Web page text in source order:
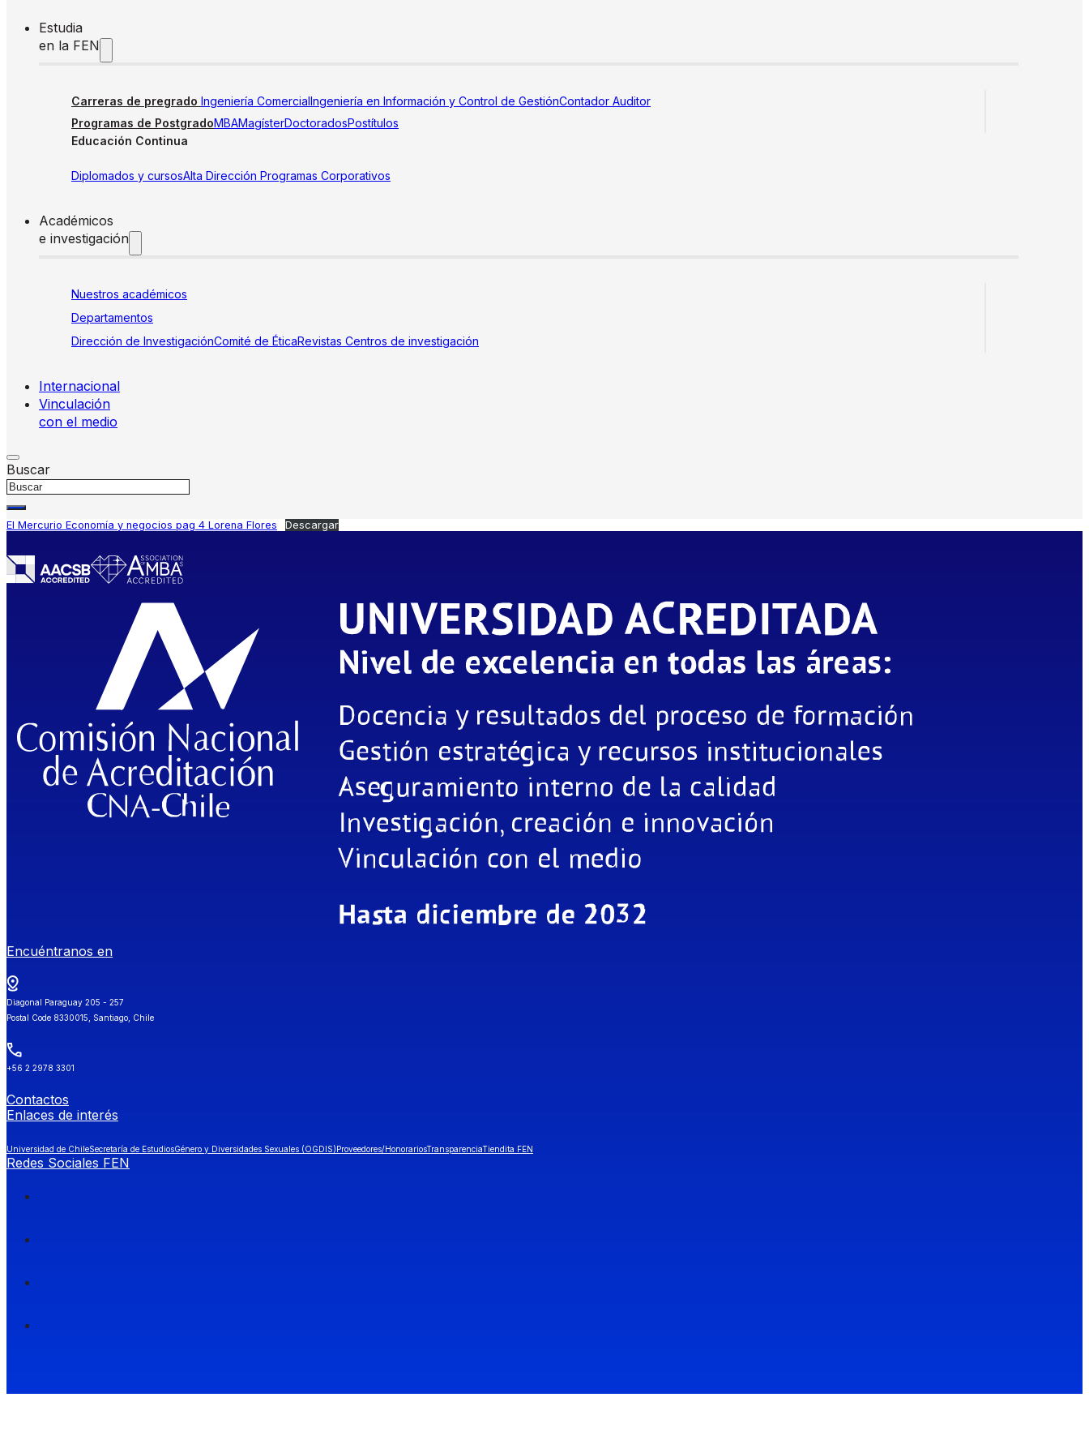
Estudia
en la FEN
Carreras de pregrado Ingeniería ComercialIngeniería en Información y Control de GestiónContador Auditor
Programas de PostgradoMBAMagísterDoctoradosPostítulos
Educación Continua
Diplomados y cursosAlta Dirección Programas Corporativos
Académicos
e investigación
Nuestros académicos
Departamentos
Dirección de InvestigaciónComité de ÉticaRevistas Centros de investigación
Internacional
Vinculación
con el medio
Buscar
El Mercurio Economía y negocios pag 4 Lorena Flores Descargar
Encuéntranos en
Diagonal Paraguay 205 - 257
Postal Code 8330015, Santiago, Chile
+56 2 2978 3301
Contactos
Enlaces de interés
Universidad de ChileSecretaría de EstudiosGénero y Diversidades Sexuales (OGDIS)Proveedores/HonorariosTransparenciaTiendita FEN
Redes Sociales FEN